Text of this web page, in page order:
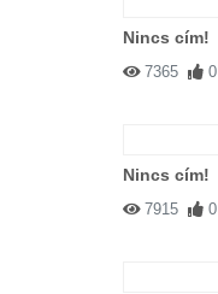
Nincs cím!
7365 0
Nincs cím!
7915 0